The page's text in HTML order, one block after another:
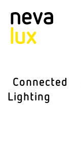
Connected
Lighting